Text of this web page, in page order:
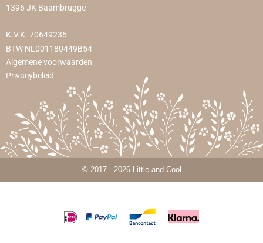
1396 JK Baambrugge
K.V.K. 70649235
BTW NL001180449B54
Algemene voorwaarden
Privacybeleid
© 2017 - 2026 Little and Cool